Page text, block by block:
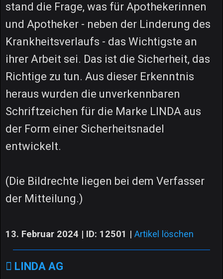
stand die Frage, was für Apothekerinnen
und Apotheker - neben der Linderung des
Krankheitsverlaufs - das Wichtigste an
ihrer Arbeit sei. Das ist die Sicherheit, das
Richtige zu tun. Aus dieser Erkenntnis
heraus wurden die unverkennbaren
Schriftzeichen für die Marke LINDA aus
der Form einer Sicherheitsnadel
entwickelt.
(Die Bildrechte liegen bei dem Verfasser
der Mitteilung.)
13. Februar 2024 | ID: 12501 | Artikel löschen
LINDA AG